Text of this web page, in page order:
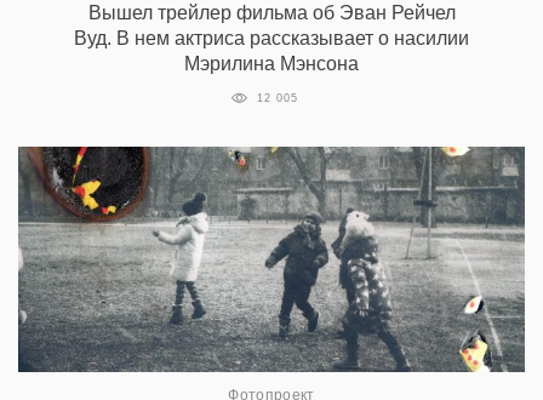
Вышел трейлер фильма об Эван Рейчел
Вуд. В нем актриса рассказывает о насилии
Мэрилина Мэнсона
12 005
Фотопроект